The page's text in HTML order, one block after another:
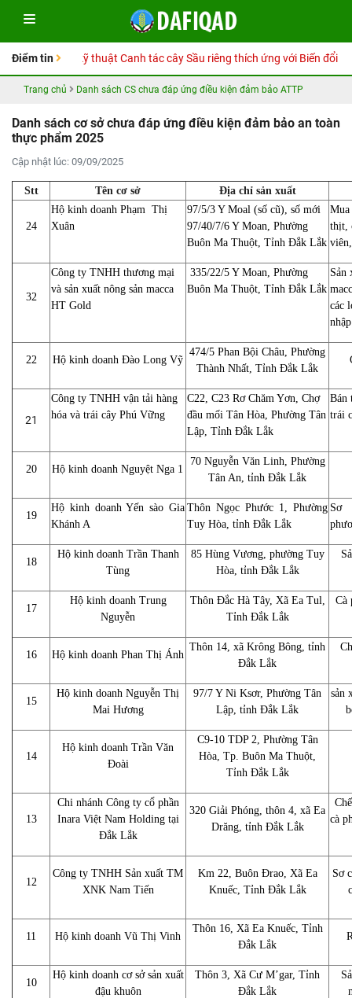
Điểm tin
Hướng dẫn kỹ thuật Canh tác cây Sầu riêng thích ứng với Biến đổi khí
Trang chủ Danh sách CS chưa đáp ứng điều kiện đảm bảo ATTP
Danh sách cơ sở chưa đáp ứng điều kiện đảm bảo an toàn
thực phẩm 2025
Cập nhật lúc: 09/09/2025
Stt Tên cơ sở Địa chỉ sản xuất
24
Hộ kinh doanh Phạm Thị
Xuân
97/5/3 Y Moal (số cũ), số mới
97/40/7/6 Y Moan, Phường
Buôn Ma Thuột, Tỉnh Đắk Lắk
Mua
thịt,
32
Công ty TNHH thương mại
và sản xuất nông sản macca
HT Gold
335/22/5 Y Moan, Phường
Buôn Ma Thuột, Tỉnh Đắk Lắk
Sản
các
22 Hộ kinh doanh Đào Long Vỹ
474/5 Phan Bội Châu, Phường
Thành Nhất, Tỉnh Đắk Lắk
21
Công ty TNHH vận tải hàng
hóa và trái cây Phú Vững
C22, C23 Rơ Chăm Yơn, Chợ
đầu mối Tân Hòa, Phường Tân
Lập, Tỉnh Đắk Lắk
Bán
trái
20 Hộ kinh doanh Nguyệt Nga 1
70 Nguyễn Văn Linh, Phường
Tân An, tỉnh Đắk Lắk
19
Hộ kinh doanh Yến sào Gia
Khánh A
Thôn Ngọc Phước 1, Phường
Tuy Hòa, tỉnh Đắk Lắk
Sơ
18
Hộ kinh doanh Trần Thanh
Tùng
85 Hùng Vương, phường Tuy
Hòa, tỉnh Đắk Lắk
17
Hộ kinh doanh Trung
Nguyễn
Thôn Đắc Hà Tây, Xã Ea Tul,
Tỉnh Đắk Lắk
Cà
16 Hộ kinh doanh Phan Thị Ánh
Thôn 14, xã Krông Bông, tỉnh
Đắk Lắk
15
Hộ kinh doanh Nguyễn Thị
Mai Hương
97/7 Y Ni Ksơr, Phường Tân
Lập, tỉnh Đắk Lắk
sản
14
Hộ kinh doanh Trần Văn
Đoài
C9-10 TDP 2, Phường Tân
Hòa, Tp. Buôn Ma Thuột,
Tỉnh Đắk Lắk
13
Chi nhánh Công ty cổ phần
Inara Việt Nam Holding tại
Đắk Lắk
320 Giải Phóng, thôn 4, xã Ea
Drăng, tỉnh Đắk Lắk
cà
12
Công ty TNHH Sản xuất TM
XNK Nam Tiến
Km 22, Buôn Đrao, Xã Ea
Knuếc, Tỉnh Đắk Lắk
Sơ
11 Hộ kinh doanh Vũ Thị Vinh
Thôn 16, Xã Ea Knuếc, Tỉnh
Đắk Lắk
10
Hộ kinh doanh cơ sở sản xuất
đậu khuôn
Thôn 3, Xã Cư M’gar, Tỉnh
Đắk Lắk